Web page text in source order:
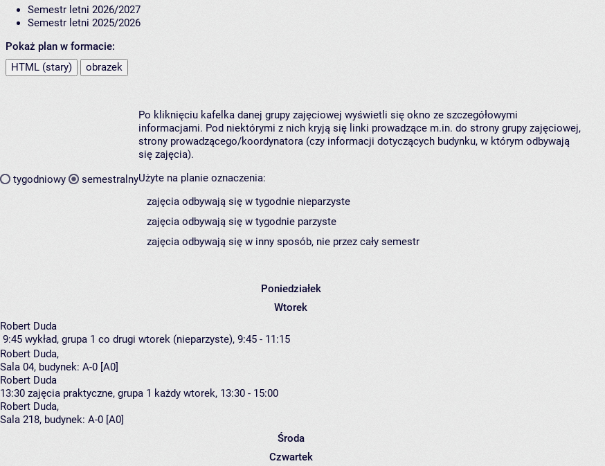
Semestr letni 2026/2027
Semestr letni 2025/2026
Pokaż plan w formacie:
HTML (stary)
obrazek
tygodniowy semestralny
Po kliknięciu kafelka danej grupy zajęciowej wyświetli się okno ze szczegółowymi
informacjami. Pod niektórymi z nich kryją się linki prowadzące m.in. do strony grupy zajęciowej,
strony prowadzącego/koordynatora (czy informacji dotyczących budynku, w którym odbywają
się zajęcia).
Użyte na planie oznaczenia:
zajęcia odbywają się w tygodnie nieparzyste
zajęcia odbywają się w tygodnie parzyste
zajęcia odbywają się w inny sposób, nie przez cały semestr
Poniedziałek
Wtorek
Robert Duda
9:45 wykład, grupa 1 co drugi wtorek (nieparzyste), 9:45 - 11:15
Robert Duda,
Sala 04, budynek: A-0 [A0]
Robert Duda
13:30 zajęcia praktyczne, grupa 1 każdy wtorek, 13:30 - 15:00
Robert Duda,
Sala 218, budynek: A-0 [A0]
Środa
Czwartek